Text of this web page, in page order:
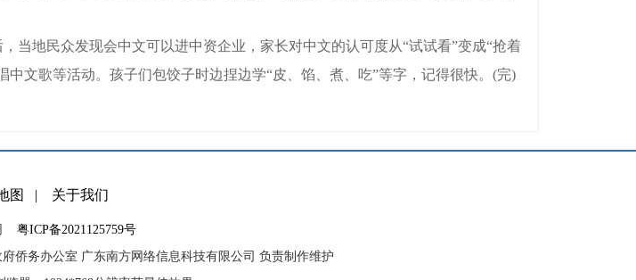
地民众发现会中文可以进中资企业，家长对中文的认可度从“试试看”变成“抢着
文歌等活动。孩子们包饺子时边捏边学“皮、馅、煮、吃”等字，记得很快。(完)
图 | 关于我们
粤ICP备2021125759号
侨务办公室 广东南方网络信息科技有限公司 负责制作维护